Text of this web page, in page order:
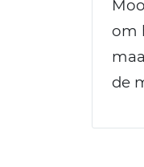
om
de